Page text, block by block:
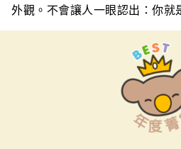
外觀。不會讓人一眼認出：你就